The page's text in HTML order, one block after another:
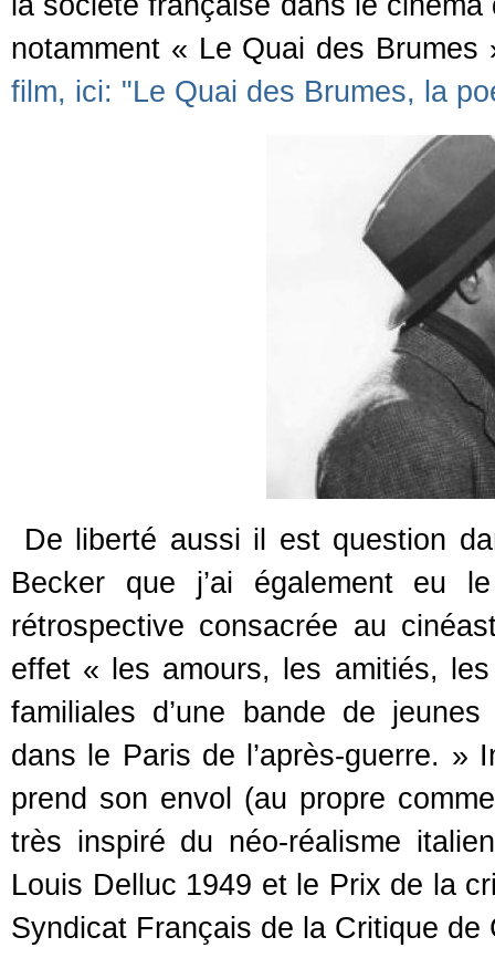
notamment « Le Quai des
film, ici: "Le Quai des Brumes, la
De liberté aussi il est question
Becker que j’ai également eu
rétrospective consacrée au
effet « les amours, les amitiés,
familiales d’une bande de
dans le Paris de l’après-guerre.
prend son envol (au propre
très inspiré du néo-réalisme
Louis Delluc 1949 et le Prix de la
Syndicat Français de la Critique de